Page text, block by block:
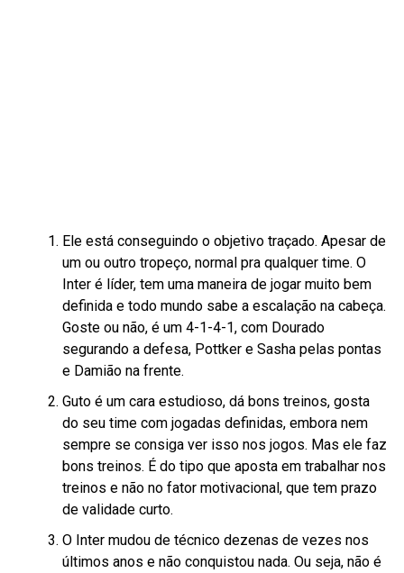
Ele está conseguindo o objetivo traçado. Apesar de
um ou outro tropeço, normal pra qualquer time. O
Inter é líder, tem uma maneira de jogar muito bem
definida e todo mundo sabe a escalação na cabeça.
Goste ou não, é um 4-1-4-1, com Dourado
segurando a defesa, Pottker e Sasha pelas pontas
e Damião na frente.
Guto é um cara estudioso, dá bons treinos, gosta
do seu time com jogadas definidas, embora nem
sempre se consiga ver isso nos jogos. Mas ele faz
bons treinos. É do tipo que aposta em trabalhar nos
treinos e não no fator motivacional, que tem prazo
de validade curto.
O Inter mudou de técnico dezenas de vezes nos
últimos anos e não conquistou nada. Ou seja, não é